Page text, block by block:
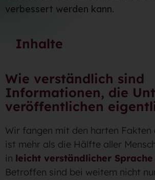
verbessert werden kann.
Inhalte
Wie verständlich sind
Informationen, die
veröffentlichen
Wir fangen mit den harten Fakten
ist mehr als die Hälfte aller
in leicht verständlicher Sprache
Betroffen sind bei weitem nicht